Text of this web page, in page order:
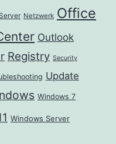
Netzwerk Office
Outlook
Registry Security
Update
Windows 7
Windows Server